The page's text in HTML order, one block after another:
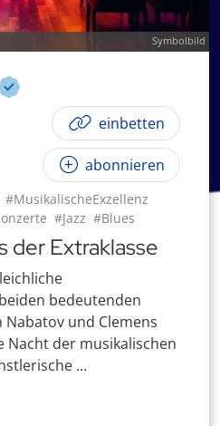
Symbolbild
einbetten
abonnieren
#MusikalischeExzellenz
#Jazz #Blues
der Extraklasse
bedeutenden
und Clemens
Nacht der musikalischen
...